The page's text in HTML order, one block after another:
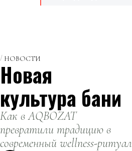
НОВОСТИ
Новая
культура бани
Как в AQBOZAT
превратили традицию в
современный wellness-ритуал